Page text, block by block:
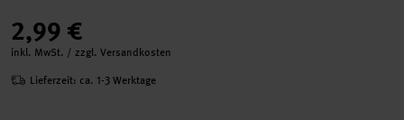
2,99 €
inkl. MwSt. / zzgl. Versandkosten
Lieferzeit: ca. 1-3 Werktage